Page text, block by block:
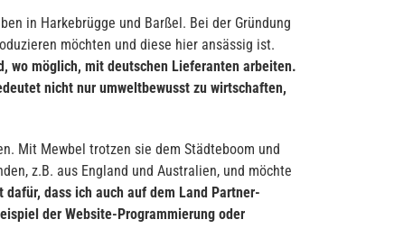
in Harkebrügge und Barßel. Bei der Gründung
möchten und diese hier ansässig ist.
wo möglich, mit deutschen Lieferanten arbeiten.
nicht nur umweltbewusst zu wirtschaften,
Mit Mewbel trotzen sie dem Städteboom und
z.B. aus England und Australien, und möchte
dafür, dass ich auch auf dem Land Partner-
der Website-Programmierung oder